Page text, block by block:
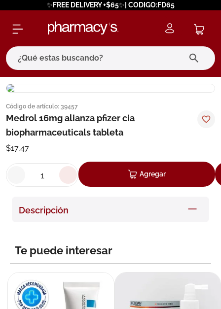
✨FREE DELIVERY +$65✨| CODIGO:FD65
¿Qué estas buscando?
Código de artículo: 39457
Medrol 16mg alianza pfizer cia
biopharmaceuticals tableta
$17,47
Agregar
Descripción
Te puede interesar
términos más buscados
1. eucerin
cerave
7. isdin
9 pañales
10.nivea